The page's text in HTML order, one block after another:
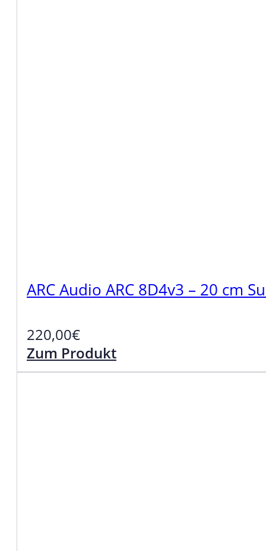
ARC Audio ARC 8D4v3 – 20 cm
220,00€
Zum Produkt